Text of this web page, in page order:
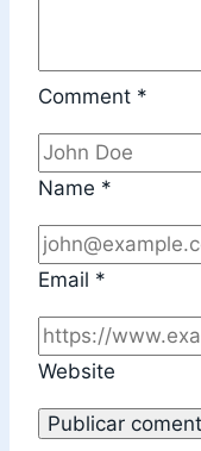
Comment *
Name *
Email *
Website